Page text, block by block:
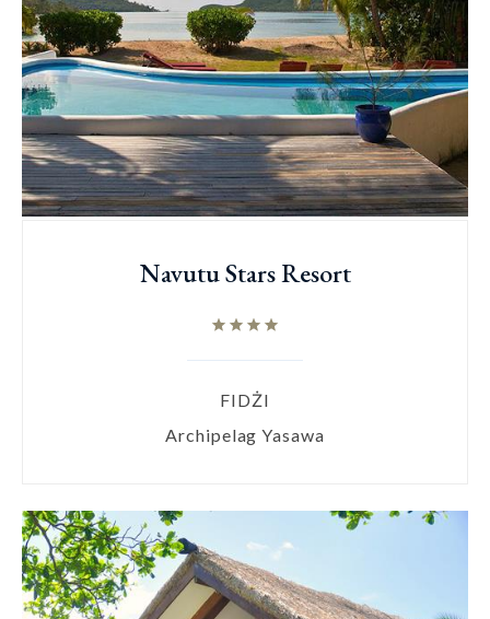
Navutu Stars Resort
FIDŻI
Archipelag Yasawa